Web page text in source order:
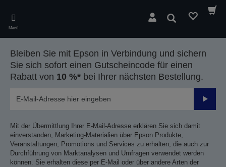
main
content
Menü
Suchen
Bleiben Sie mit Epson in Verbindung und sichern
Sie sich sofort einen Gutscheincode für einen
Rabatt von 10 %* bei Ihrer nächsten Bestellung.
Mit der Übermittlung Ihrer E-Mail-Adresse erklären Sie sich damit
einverstanden, Marketing-Materialien über Epson Produkte,
Veranstaltungen, Promotions und Services zu erhalten, die auch zur
Durchführung von Marktanalysen und Umfragen verwendet werden
können. Sie erhalten diese per E-Mail oder über andere Arten der